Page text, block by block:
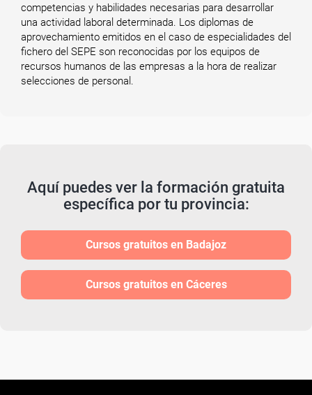
competencias y habilidades necesarias para desarrollar
una actividad laboral determinada. Los diplomas de
aprovechamiento emitidos en el caso de especialidades del
fichero del SEPE son reconocidas por los equipos de
recursos humanos de las empresas a la hora de realizar
selecciones de personal.
Aquí puedes ver la formación gratuita
específica por tu provincia:
Cursos gratuitos en Badajoz
Cursos gratuitos en Cáceres